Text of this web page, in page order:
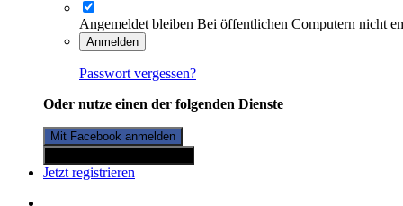
Angemeldet bleiben Bei öffentlichen Computern nicht
Anmelden
Passwort vergessen?
Oder nutze einen der folgenden Dienste
Mit Facebook anmelden
Jetzt registrieren